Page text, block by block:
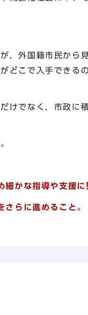
外国籍市民から
どこで入手できる
でなく，市政に
かな指導や支援に
らに進めること。